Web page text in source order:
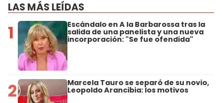
LAS MÁS LEÍDAS
1 Escándalo en A la Barbarossa tras la
salida de una panelista y una nueva
incorporación: "Se fue ofendida"
2 Marcela Tauro se separó de su novio,
Leopoldo Arancibia: los motivos